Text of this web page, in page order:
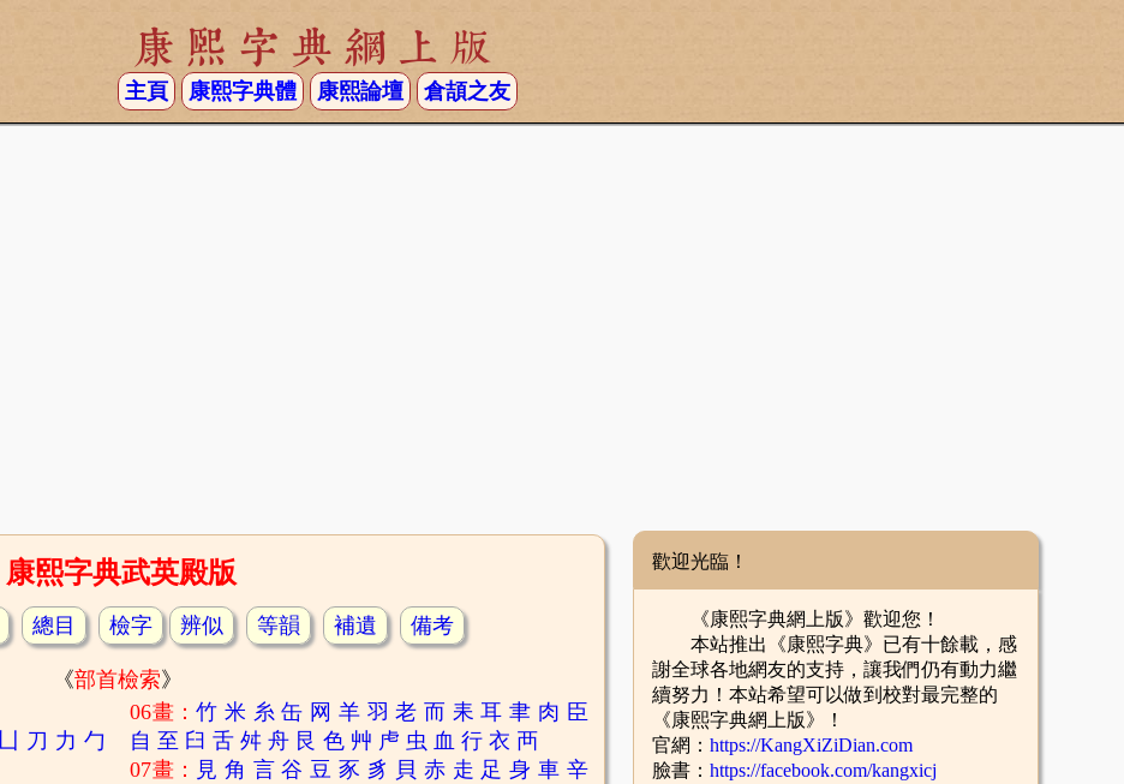
康熙字典網上版
主頁 康熙字典體 康熙論壇 倉頡之友
康熙字典武英殿版
總目 檢字 辨似 等韻 補遺 備考
《部首檢索》
凵 刀 力 勹
06畫：竹 米 糸 缶 网 羊 羽 老 而 耒 耳 聿 肉 臣
自 至 臼 舌 舛 舟 艮 色 艸 虍 虫 血 行 衣 襾
07畫： 見 角 言 谷 豆 豕 豸 貝 赤 走 足 身 車 辛
歡迎光臨！
《康熙字典網上版》歡迎您！
本站推出《康熙字典》已有十餘載，感
謝全球各地網友的支持，讓我們仍有動力繼
續努力！本站希望可以做到校對最完整的
《康熙字典網上版》！
官網： https://KangXiZiDian.com
臉書： https://facebook.com/kangxicj